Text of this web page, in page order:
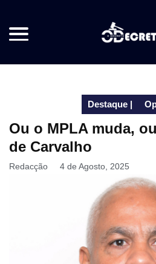
Destaque|
Ou o MPLA muda,
de Carvalho
Redacção 4 de Agosto, 2025